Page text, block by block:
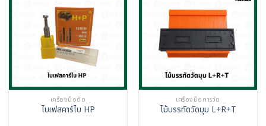
เครื่องมือตัด
ไบเฟสคาร์ไบ HP
เครื่องมือการวัด
ไม้บรรทัดวัดมุม L+R+T